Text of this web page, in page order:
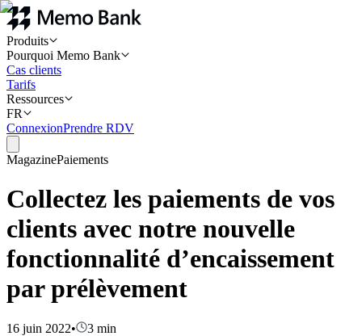
Produits
Pourquoi Memo Bank
Cas clients
Tarifs
Ressources
FR
ConnexionPrendre RDV
MagazinePaiements
Collectez les paiements de vos
clients avec notre nouvelle
fonctionnalité d’encaissement
par prélèvement
16 juin 2022• 3 min